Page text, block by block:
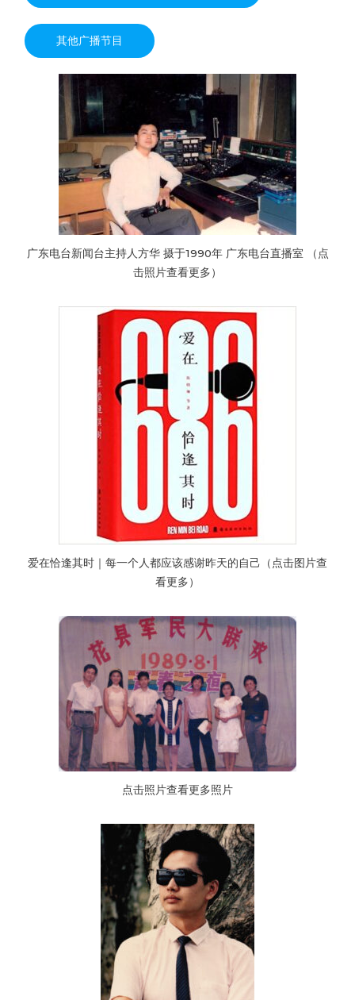
其他广播节目
广东电台新闻台主持人方华 摄于1990年 广东电台直播室 （点
击照片查看更多）
爱在恰逢其时｜每一个人都应该感谢昨天的自己（点击图片查
看更多）
点击照片查看更多照片